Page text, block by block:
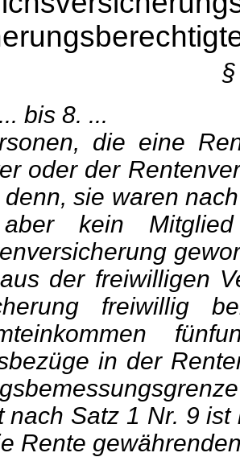
bis 8. ...
die eine
oder der
denn, sie waren
kein
der freiwilligen
freiwillig
in der
nach Satz 1 Nr. 9
Rente